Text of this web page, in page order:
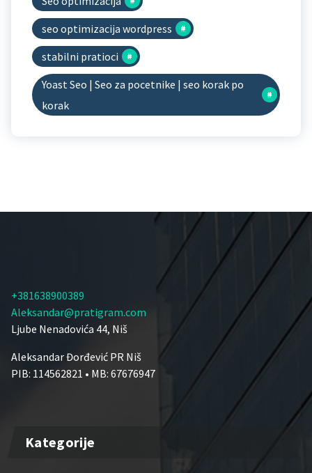
seo optimizacija wordpress
stabilni pratioci
Yoast Seo | Seo za pocetnike | seo korak po
korak
+381638900389
Aleksandar@pratigram.com
Ljube Nenadovića 44, Niš
Aleksandar Đorđević PR Niš
PIB: 114562821 • MB: 67676947
Kategorije